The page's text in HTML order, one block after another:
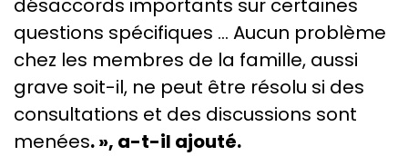
désaccords importants sur certaines
questions spécifiques … Aucun problème
chez les membres de la famille, aussi
grave soit-il, ne peut être résolu si des
consultations et des discussions sont
menées. », a-t-il ajouté.